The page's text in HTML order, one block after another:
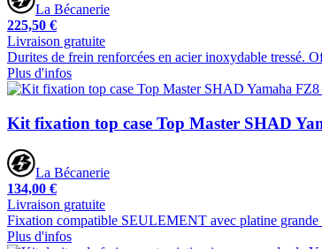
La Bécanerie
225,50 €
Livraison gratuite
Durites de frein renforcées en acier inoxydable tressé.
Plus d'infos
Kit fixation top case Top Master SHAD
La Bécanerie
134,00 €
Livraison gratuite
Fixation compatible SEULEMENT avec platine
Plus d'infos